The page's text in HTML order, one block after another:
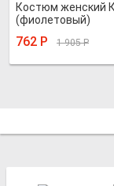
Костюм женский
(фиолетовый)
762 Р 1 905Р